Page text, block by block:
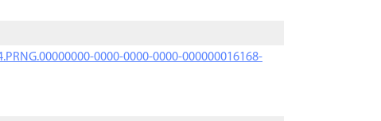
0000-0000-0000-000000016168-